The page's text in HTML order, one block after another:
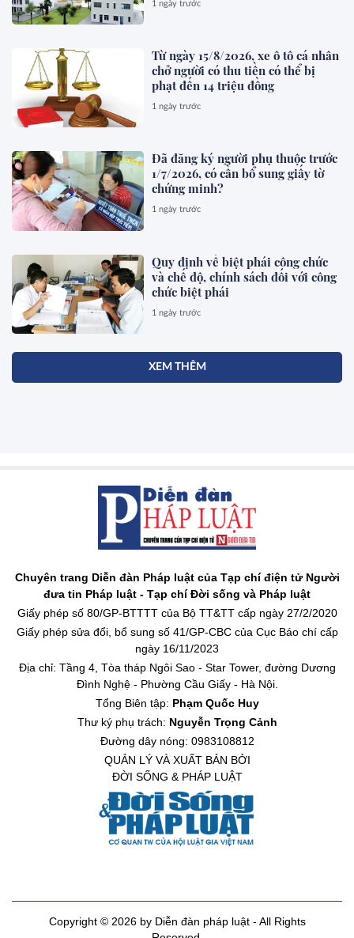
1 ngày trước
Từ ngày 15/8/2026, xe ô tô cá nhân
chở người có thu tiền có thể bị
phạt đến 14 triệu đồng
1 ngày trước
Đã đăng ký người phụ thuộc trước
1/7/2026, có cần bổ sung giấy tờ
chứng minh?
1 ngày trước
Quy định về biệt phái công chức
và chế độ, chính sách đối với công
chức biệt phái
1 ngày trước
XEM THÊM
Chuyên trang Diễn đàn Pháp luật của Tạp chí điện tử Người
đưa tin Pháp luật - Tạp chí Đời sống và Pháp luật
Giấy phép số 80/GP-BTTTT của Bộ TT&TT cấp ngày 27/2/2020
Giấy phép sửa đổi, bổ sung số 41/GP-CBC của Cục Báo chí cấp
ngày 16/11/2023
Địa chỉ: Tầng 4, Tòa tháp Ngôi Sao - Star Tower, đường Dương
Đình Nghệ - Phường Cầu Giấy - Hà Nội.
Tổng Biên tập: Phạm Quốc Huy
Thư ký phụ trách: Nguyễn Trọng Cảnh
Đường dây nóng: 0983108812
QUẢN LÝ VÀ XUẤT BẢN BỞI
ĐỜI SỐNG & PHÁP LUẬT
Copyright © 2026 by Diễn đàn pháp luật - All Rights